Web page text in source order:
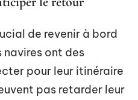
de revenir à bord
navires ont des
pour leur itinéraire
pas retarder leur